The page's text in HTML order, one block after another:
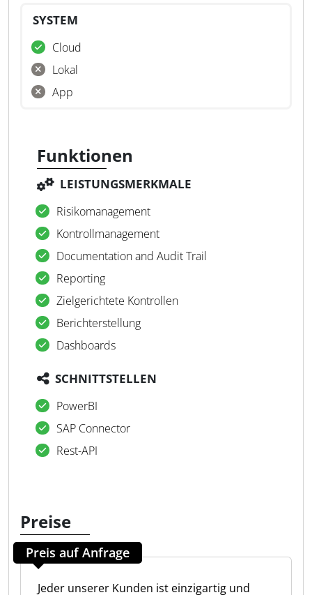
SYSTEM
Cloud
Lokal
App
Funktionen
LEISTUNGSMERKMALE
Risikomanagement
Kontrollmanagement
Documentation and Audit Trail
Reporting
Zielgerichtete Kontrollen
Berichterstellung
Dashboards
SCHNITTSTELLEN
PowerBI
SAP Connector
Rest-API
Preise
Preis auf Anfrage
Jeder unserer Kunden ist einzigartig und